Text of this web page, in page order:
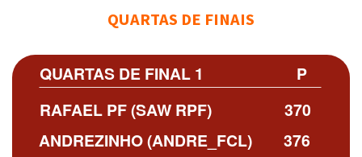
QUARTAS DE FINAIS
P
QUARTAS DE FINAL 1
370
376
RAFAEL PF (SAW RPF)
ANDREZINHO (ANDRE_FCL)